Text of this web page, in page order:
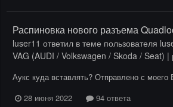
Распиновка нового разъема
luser11 ответил в теме пользователя
VAG (AUDI / Volkswagen / Skoda / Seat) |
Аукс куда вставлять? Отправлено с моего
28 июня 2022
94 ответа